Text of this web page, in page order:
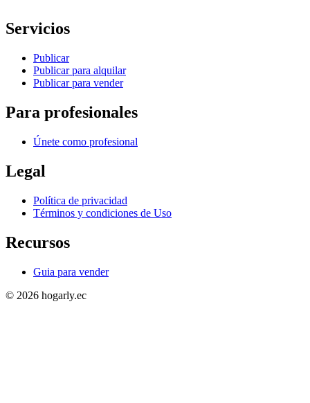
Servicios
Publicar
Publicar para alquilar
Publicar para vender
Para profesionales
Únete como profesional
Legal
Política de privacidad
Términos y condiciones de Uso
Recursos
Guia para vender
© 2026 hogarly.ec